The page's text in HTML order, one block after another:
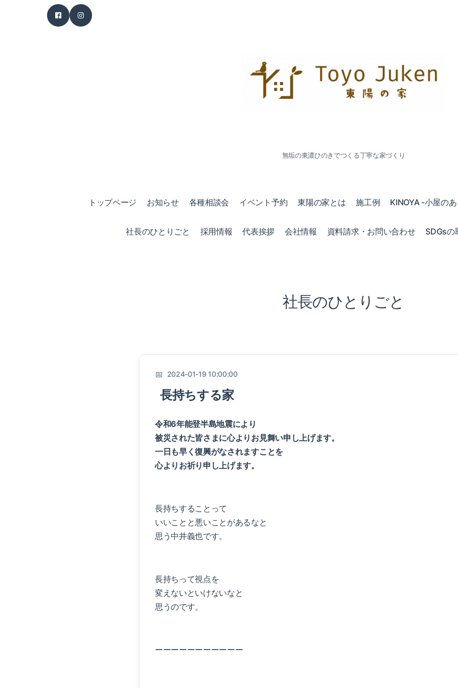
無垢の東濃ひのきでつくる丁寧な家づくり
トップページ お知らせ 各種相談会 イベント予約 東陽の家とは 施工例 KINOYA -小屋の
社長のひとりごと 採用情報 代表挨拶 会社情報 資料請求・お問い合わせ SDGsの
社長のひとりごと
2024-01-19 10:00:00
長持ちする家
令和6年能登半島地震により
被災された皆さまに心よりお見舞い申し上げます。
一日も早く復興がなされますことを
心よりお祈り申し上げます。
長持ちすることって
いいことと悪いことがあるなと
思う中井義也です。
長持ちって視点を
変えないといけないなと
思うのです。
ーーーーーーーーーーー